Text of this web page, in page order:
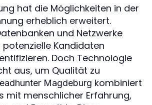
hat die Möglichkeiten in der
erheblich erweitert.
und Netzwerke
potenzielle Kandidaten
Doch Technologie
aus, um Qualität zu
Magdeburg kombiniert
mit menschlicher Erfahrung,